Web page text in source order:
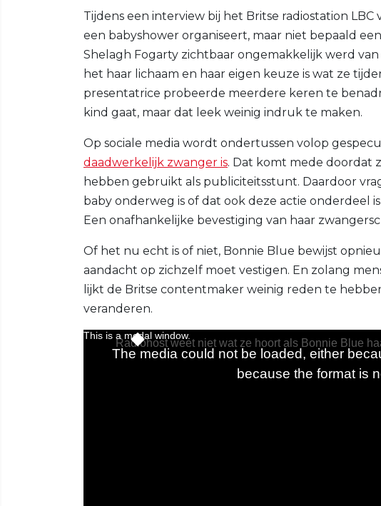
Tijdens een interview bij het Britse radiostation
een babyshower organiseert, maar niet bepaald
Shelagh Fogarty zichtbaar ongemakkelijk werd
het haar lichaam en haar eigen keuze is wat ze
presentatrice probeerde meerdere keren te
kind gaat, maar dat leek weinig indruk te maken.
Op sociale media wordt ondertussen volop
daadwerkelijk zwanger is. Dat komt mede doordat
hebben gebruikt als publiciteitsstunt. Daardoor
baby onderweg is of dat ook deze actie onderdeel
Een onafhankelijke bevestiging van haar
Of het nu echt is of niet, Bonnie Blue bewijst
aandacht op zichzelf moet vestigen. En zolang
lijkt de Britse contentmaker weinig reden te
veranderen.